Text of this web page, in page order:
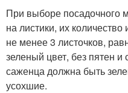
При выборе посадочного
на листики, их
не менее 3 листочков,
зеленый цвет, без пятен
саженца должна быть
усохшие.